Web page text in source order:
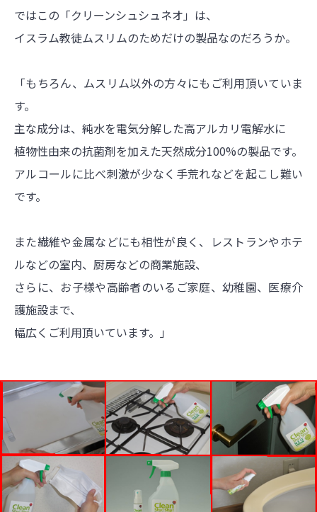
ではこの「クリーンシュシュネオ」は、
イスラム教徒ムスリムのためだけの製品なのだろうか。
「もちろん、ムスリム以外の方々にもご利用頂いていま
す。
主な成分は、純水を電気分解した高アルカリ電解水に
植物性由来の抗菌剤を加えた天然成分100%の製品です。
アルコールに比べ刺激が少なく手荒れなどを起こし難い
です。
また繊維や金属などにも相性が良く、レストランやホテ
ルなどの室内、厨房などの商業施設、
さらに、お子様や高齢者のいるご家庭、幼稚園、医療介
護施設まで、
幅広くご利用頂いています。」